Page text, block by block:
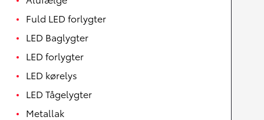
Fuld LED forlygter
LED Baglygter
LED forlygter
LED kørelys
LED Tågelygter
Metallak